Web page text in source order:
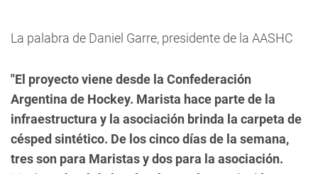
La palabra de Daniel Garre, presidente de la AASHC
"El proyecto viene desde la Confederación
Argentina de Hockey. Marista hace parte de la
infraestructura y la asociación brinda la carpeta de
césped sintético. De los cinco días de la semana,
tres son para Maristas y dos para la asociación.